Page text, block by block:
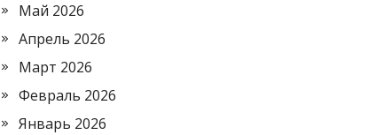
Май 2026
Апрель 2026
Март 2026
Февраль 2026
Январь 2026